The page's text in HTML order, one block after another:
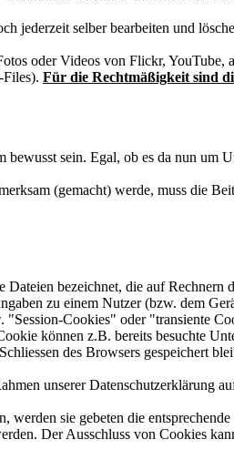
jederzeit selber bearbeiten und
oder Videos von Flickr,
Für die Rechtmäßigkeit sind
sein. Egal, ob es da nun um
(gemacht) werde, muss die
bezeichnet, die auf
zu einem Nutzer (bzw. dem
Cookies" oder "transiente
können z.B. bereits besuchte
des Browsers gespeichert
unserer Datenschutzerklärung
sie gebeten die
Der Ausschluss von Cookies